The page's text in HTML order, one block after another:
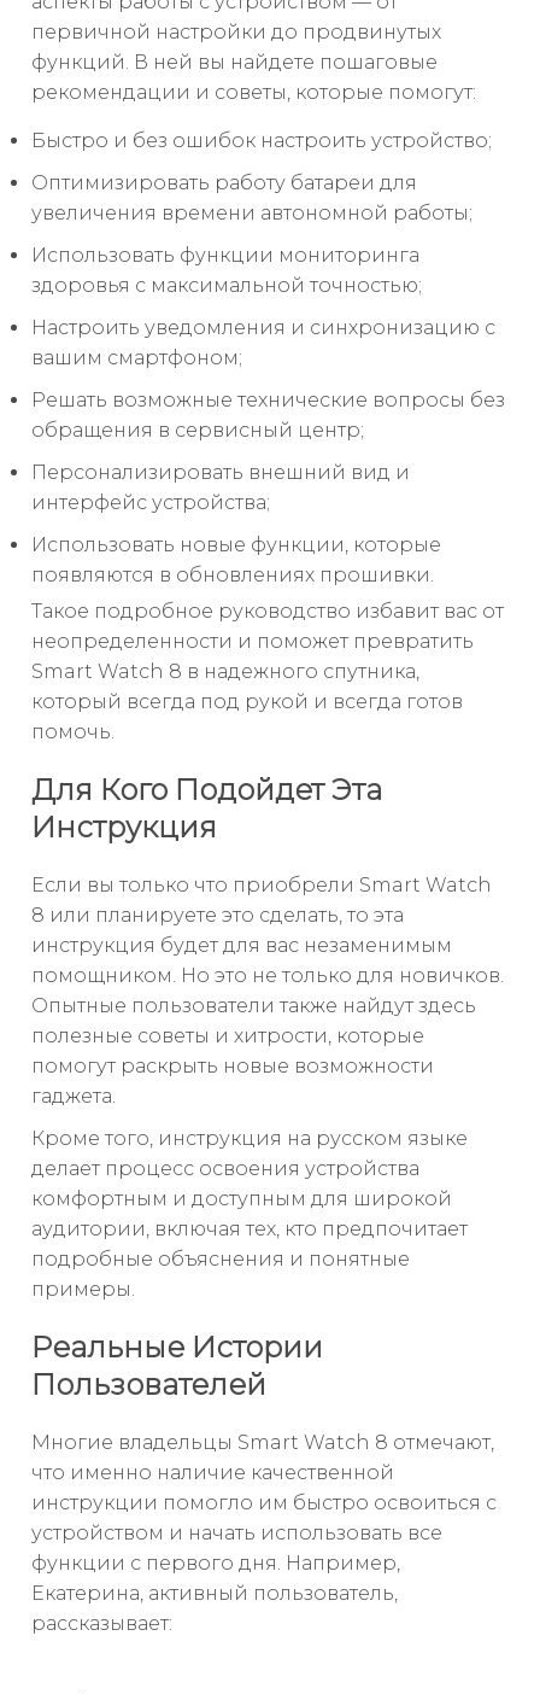
первичной настройки до продвинутых
функций. В ней вы найдете пошаговые
рекомендации и советы, которые помогут:
Быстро и без ошибок настроить устройство;
Оптимизировать работу батареи для
увеличения времени автономной работы;
Использовать функции мониторинга
здоровья с максимальной точностью;
Настроить уведомления и синхронизацию с
вашим смартфоном;
Решать возможные технические вопросы без
обращения в сервисный центр;
Персонализировать внешний вид и
интерфейс устройства;
Использовать новые функции, которые
появляются в обновлениях прошивки.
Такое подробное руководство избавит вас от
неопределенности и поможет превратить
Smart Watch 8 в надежного спутника,
который всегда под рукой и всегда готов
помочь.
Для Кого Подойдет Эта
Инструкция
Если вы только что приобрели Smart Watch
8 или планируете это сделать, то эта
инструкция будет для вас незаменимым
помощником. Но это не только для новичков.
Опытные пользователи также найдут здесь
полезные советы и хитрости, которые
помогут раскрыть новые возможности
гаджета.
Кроме того, инструкция на русском языке
делает процесс освоения устройства
комфортным и доступным для широкой
аудитории, включая тех, кто предпочитает
подробные объяснения и понятные
примеры.
Реальные Истории
Пользователей
Многие владельцы Smart Watch 8 отмечают,
что именно наличие качественной
инструкции помогло им быстро освоиться с
устройством и начать использовать все
функции с первого дня. Например,
Екатерина, активный пользователь,
рассказывает: